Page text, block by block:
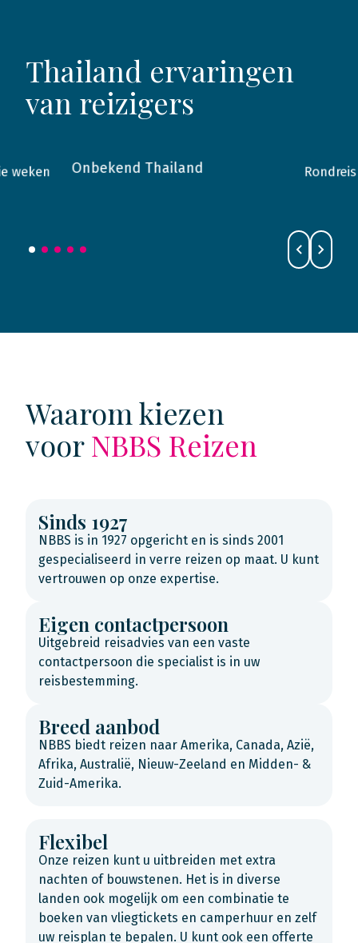
Thailand ervaringen
van reizigers
weken 2019 Thailand
Onbekend Thailand
2015
Waarom kiezen
voorNBBS Reizen
Sinds 1927
NBBS is in 1927 opgericht en is sinds 2001
gespecialiseerd in verre reizen op maat. U kunt
vertrouwen op onze expertise.
Eigen contactpersoon
Uitgebreid reisadvies van een vaste
contactpersoon die specialist is in uw
reisbestemming.
Breed aanbod
NBBS biedt reizen naar Amerika, Canada, Azië,
Afrika, Australië, Nieuw-Zeeland en Midden- &
Zuid-Amerika.
Flexibel
Onze reizen kunt u uitbreiden met extra
nachten of bouwstenen. Het is in diverse
landen ook mogelijk om een combinatie te
boeken van vliegtickets en camperhuur en zelf
uw reisplan te bepalen. U kunt ook een offerte